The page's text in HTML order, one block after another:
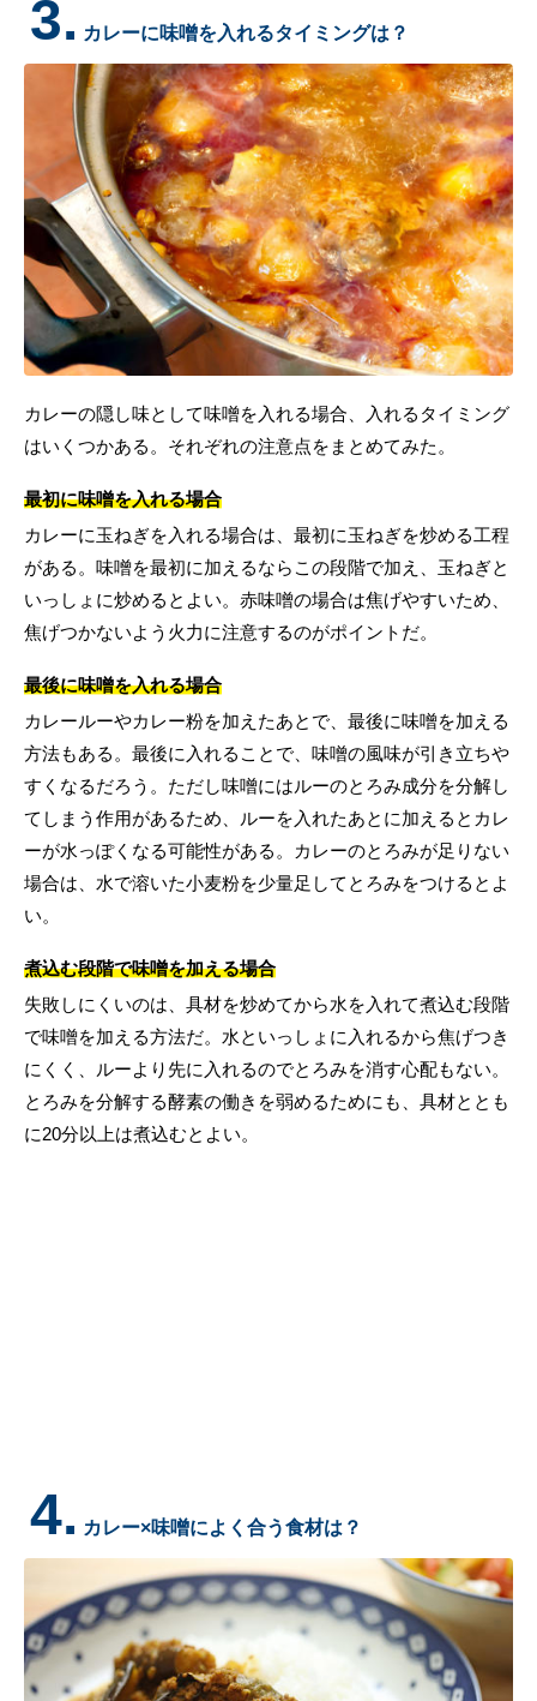
3. カレーに味噌を入れるタイミングは？
カレーの隠し味として味噌を入れる場合、入れるタイミング
はいくつかある。それぞれの注意点をまとめてみた。
最初に味噌を入れる場合
カレーに玉ねぎを入れる場合は、最初に玉ねぎを炒める工程
がある。味噌を最初に加えるならこの段階で加え、玉ねぎと
いっしょに炒めるとよい。赤味噌の場合は焦げやすいため、
焦げつかないよう火力に注意するのがポイントだ。
最後に味噌を入れる場合
カレールーやカレー粉を加えたあとで、最後に味噌を加える
方法もある。最後に入れることで、味噌の風味が引き立ちや
すくなるだろう。ただし味噌にはルーのとろみ成分を分解し
てしまう作用があるため、ルーを入れたあとに加えるとカレ
ーが水っぽくなる可能性がある。カレーのとろみが足りない
場合は、水で溶いた小麦粉を少量足してとろみをつけるとよ
い。
煮込む段階で味噌を加える場合
失敗しにくいのは、具材を炒めてから水を入れて煮込む段階
で味噌を加える方法だ。水といっしょに入れるから焦げつき
にくく、ルーより先に入れるのでとろみを消す心配もない。
とろみを分解する酵素の働きを弱めるためにも、具材ととも
に20分以上は煮込むとよい。
4. カレー×味噌によく合う食材は？